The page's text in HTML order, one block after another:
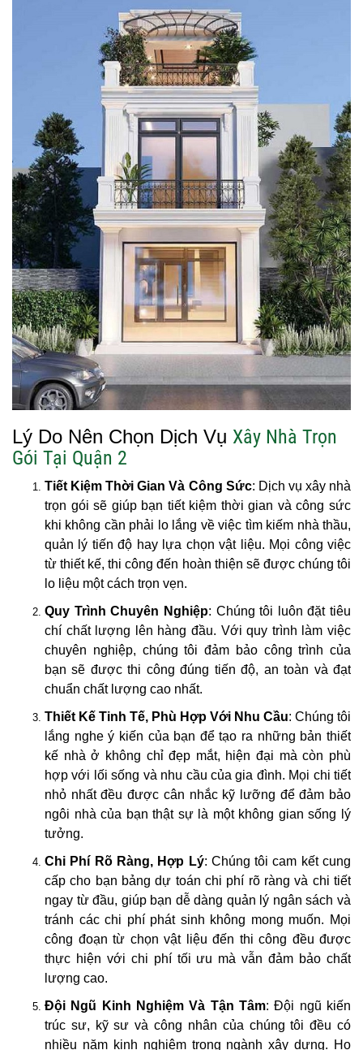
Lý Do Nên Chọn Dịch Vụ Xây Nhà Trọn
Gói Tại Quận 2
Tiết Kiệm Thời Gian Và Công Sức: Dịch vụ xây nhà
trọn gói sẽ giúp bạn tiết kiệm thời gian và công sức
khi không cần phải lo lắng về việc tìm kiếm nhà thầu,
quản lý tiến độ hay lựa chọn vật liệu. Mọi công việc
từ thiết kế, thi công đến hoàn thiện sẽ được chúng tôi
lo liệu một cách trọn vẹn.
Quy Trình Chuyên Nghiệp: Chúng tôi luôn đặt tiêu
chí chất lượng lên hàng đầu. Với quy trình làm việc
chuyên nghiệp, chúng tôi đảm bảo công trình của
bạn sẽ được thi công đúng tiến độ, an toàn và đạt
chuẩn chất lượng cao nhất.
Thiết Kế Tinh Tế, Phù Hợp Với Nhu Cầu: Chúng tôi
lắng nghe ý kiến của bạn để tạo ra những bản thiết
kế nhà ở không chỉ đẹp mắt, hiện đại mà còn phù
hợp với lối sống và nhu cầu của gia đình. Mọi chi tiết
nhỏ nhất đều được cân nhắc kỹ lưỡng để đảm bảo
ngôi nhà của bạn thật sự là một không gian sống lý
tưởng.
Chi Phí Rõ Ràng, Hợp Lý: Chúng tôi cam kết cung
cấp cho bạn bảng dự toán chi phí rõ ràng và chi tiết
ngay từ đầu, giúp bạn dễ dàng quản lý ngân sách và
tránh các chi phí phát sinh không mong muốn. Mọi
công đoạn từ chọn vật liệu đến thi công đều được
thực hiện với chi phí tối ưu mà vẫn đảm bảo chất
lượng cao.
Đội Ngũ Kinh Nghiệm Và Tận Tâm: Đội ngũ kiến
trúc sư, kỹ sư và công nhân của chúng tôi đều có
nhiều năm kinh nghiệm trong ngành xây dựng. Họ